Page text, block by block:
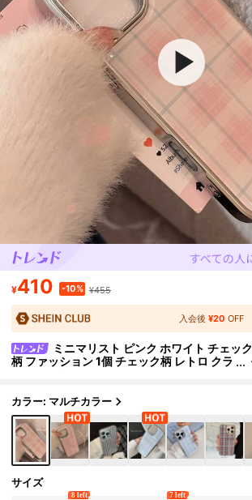
¥410 -10% ¥455
入会後 ¥20 OFF
ミニマリスト ピンク ホワイト チェック
柄 ファッション 1個 チェック柄 レトロ クラ
落下 傷防止 春のギフト
カラー: マルチカラー
サイズ
8 left 7 left